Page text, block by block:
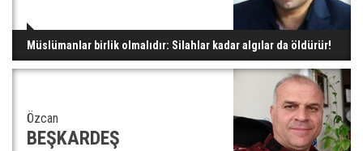
Müslümanlar birlik olmalıdır: Silahlar kadar algılar da öldürür!
Özcan
BEŞKARDEŞ